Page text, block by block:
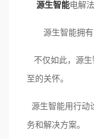
源生智能电解
源生智能拥有
不仅如此，源生
至的关怀。
源生智能用行动
务和解决方案。